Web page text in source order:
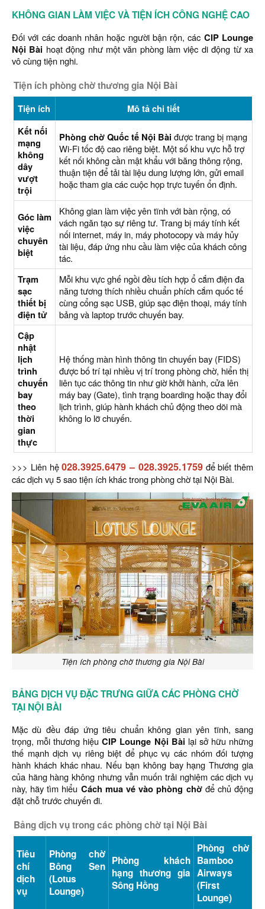
KHÔNG GIAN LÀM VIỆC VÀ TIỆN ÍCH CÔNG NGHỆ CAO
Đối với các doanh nhân hoặc người bận rộn, các CIP Lounge
Nội Bài hoạt động như một văn phòng làm việc di động từ xa
vô cùng tiện nghi.
Tiện ích phòng chờ thương gia Nội Bài
Tiện ích
Mô tả chi tiết
Kết nối
mạng
không
dây
vượt
trội
Phòng chờ Quốc tế Nội Bài được trang bị mạng
Wi-Fi tốc độ cao riêng biệt. Một số khu vực hỗ trợ
kết nối không cần mật khẩu với băng thông rộng,
thuận tiện để tải tài liệu dung lượng lớn, gửi email
hoặc tham gia các cuộc họp trực tuyến ổn định.
Góc làm
việc
chuyên
biệt
Không gian làm việc yên tĩnh với bàn rộng, có
vách ngăn tạo sự riêng tư. Trang bị máy tính kết
nối internet, máy in, máy photocopy và máy hủy
tài liệu, đáp ứng nhu cầu làm việc của khách công
tác.
Trạm
sạc
thiết bị
điện tử
Mỗi khu vực ghế ngồi đều tích hợp ổ cắm điện đa
năng tương thích nhiều chuẩn phích cắm quốc tế
cùng cổng sạc USB, giúp sạc điện thoại, máy tính
bảng và laptop trước chuyến bay.
Cập
nhật
lịch
trình
chuyến
bay
theo
thời
gian
thực
Hệ thống màn hình thông tin chuyến bay (FIDS)
được bố trí tại nhiều vị trí trong phòng chờ, hiển thị
liên tục các thông tin như giờ khởi hành, cửa lên
máy bay (Gate), tình trạng boarding hoặc thay đổi
lịch trình, giúp hành khách chủ động theo dõi mà
không lo lỡ chuyến.
>>> Liên hệ028.3925.6479 – 028.3925.1759 để biết thêm
các dịch vụ 5 sao tiện ích khác trong phòng chờ tại Nội Bài.
Tiện ích phòng chờ thương gia Nội Bài
BẢNG DỊCH VỤ ĐẶC TRƯNG GIỮA CÁC PHÒNG CHỜ
TẠI NỘI BÀI
Mặc dù đều đáp ứng tiêu chuẩn không gian yên tĩnh, sang
trọng, mỗi thương hiệuCIP Lounge Nội Bài lại sở hữu những
thế mạnh dịch vụ riêng biệt để phục vụ các nhóm đối tượng
hành khách khác nhau. Nếu bạn không bay hạng Thương gia
của hãng hàng không nhưng vẫn muốn trải nghiệm các dịch vụ
này, hãy tìm hiểu Cách mua vé vào phòng chờđể chủ động
đặt chỗ trước chuyến đi.
Bảng dịch vụ trong các phòng chờ tại Nội Bài
Tiêu
chí
dịch
vụ
Phòng chờ
Bông Sen
(Lotus
Lounge)
Phòng khách
hạng thương gia
Sông Hồng
Phòng chờ
Bamboo
Airways
(First
Lounge)